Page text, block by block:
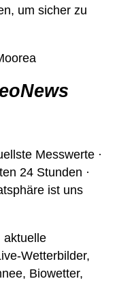
um sicher zu
Messwerte ·
24 Stunden ·
ist uns
aktuelle
Wetterbilder,
Biowetter,